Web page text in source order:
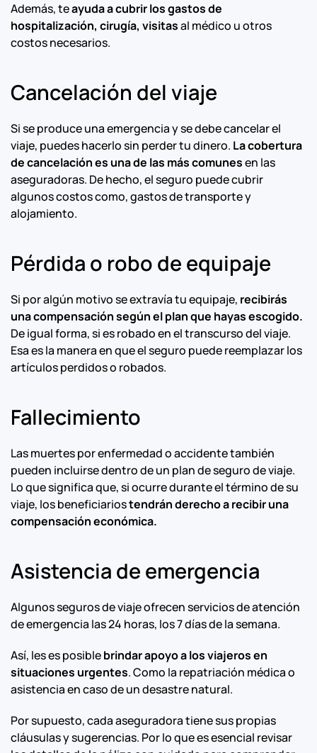
Además, teayuda a cubrir los gastos de
hospitalización, cirugía, visitasal médico u otros
costos necesarios.
Cancelación del viaje
Si se produce una emergencia y se debe cancelar el
viaje, puedes hacerlo sin perder tu dinero. La cobertura
de cancelación es una de las más comunesen las
aseguradoras. De hecho, el seguro puede cubrir
algunos costos como, gastos de transporte y
alojamiento.
Pérdida o robo de equipaje
Si por algún motivo se extravía tu equipaje, recibirás
una compensación según el plan que hayas escogido.
De igual forma, si es robado en el transcurso del viaje.
Esa es la manera en que el seguro puede reemplazar los
artículos perdidos o robados.
Fallecimiento
Las muertes por enfermedad o accidente también
pueden incluirse dentro de un plan de seguro de viaje.
Lo que significa que, si ocurre durante el término de su
viaje, los beneficiariostendrán derecho a recibir una
compensación económica.
Asistencia de emergencia
Algunos seguros de viaje ofrecen servicios de atención
de emergencia las 24 horas, los 7 días de la semana.
Así, les es posiblebrindar apoyo a los viajeros en
situaciones urgentes. Como la repatriación médica o
asistencia en caso de un desastre natural.
Por supuesto, cada aseguradora tiene sus propias
cláusulas y sugerencias. Por lo que es esencial revisar